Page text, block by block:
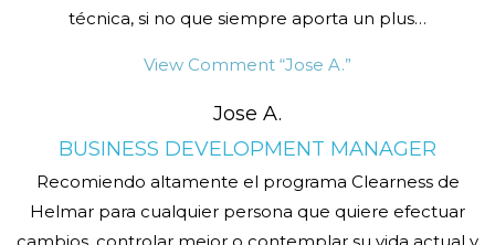
técnica, si no que siempre aporta un plus…
View Comment “Jose A.”
Jose A.
BUSINESS DEVELOPMENT MANAGER
Recomiendo altamente el programa Clearness de
Helmar para cualquier persona que quiere efectuar